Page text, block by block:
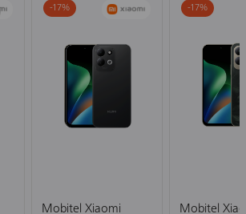
-17%
Mobitel Xiaomi
-17%
Mobitel